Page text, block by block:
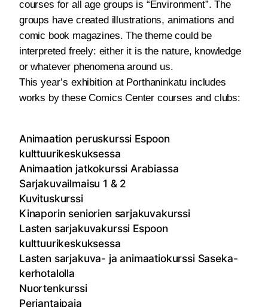
courses for all age groups is “Environment”. The
groups have created illustrations, animations and
comic book magazines. The theme could be
interpreted freely: either it is the nature, knowledge
or whatever phenomena around us.
This year’s exhibition at Porthaninkatu includes
works by these Comics Center courses and clubs:
Animaation peruskurssi Espoon
kulttuurikeskuksessa
Animaation jatkokurssi Arabiassa
Sarjakuvailmaisu 1 & 2
Kuvituskurssi
Kinaporin seniorien sarjakuvakurssi
Lasten sarjakuvakurssi Espoon
kulttuurikeskuksessa
Lasten sarjakuva- ja animaatiokurssi Saseka-
kerhotalolla
Nuortenkurssi
Perjantaipaja